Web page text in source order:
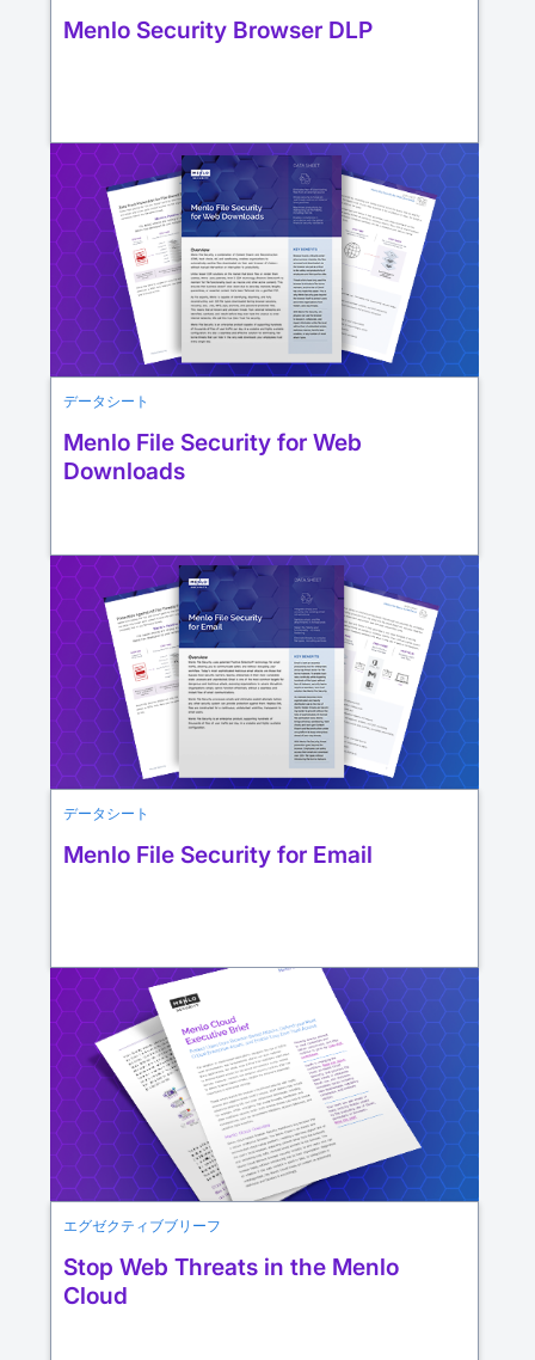
Menlo Security Browser DLP
データシート
Menlo File Security for Web
Downloads
データシート
Menlo File Security for Email
エグゼクティブブリーフ
Stop Web Threats in the Menlo
Cloud